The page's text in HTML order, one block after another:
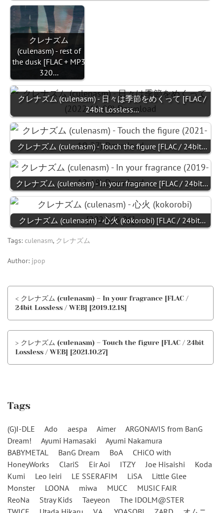
クレナズム
(culenasm) - rest of
the dusk [FLAC + MP3
320…
クレナズム (culenasm) - 日々は季節をめくって [FLAC /
24bit Lossless…
クレナズム (culenasm) - Touch the figure [FLAC / 24bit…
クレナズム (culenasm) - In your fragrance [FLAC / 24bit…
クレナズム (culenasm) - 心火 (kokorobi) [FLAC / 24bit…
Tags: culenasm, クレナズム
Author: jpop
< クレナズム (culenasm) – In your fragrance [FLAC /
24bit Lossless / WEB] [2019.12.18]
> クレナズム (culenasm) – Touch the figure [FLAC / 24bit
Lossless / WEB] [2021.10.27]
Tags
(G)I-DLE Ado aespa Aimer
ARGONAVIS from BanG
Dream!
Ayumi Hamasaki
Ayumi Nakamura
BABYMETAL
BanG Dream BoA
CHiCO with
HoneyWorks
ClariS Eir Aoi ITZY Joe Hisaishi
Koda
Kumi
Leo Ieiri LE SSERAFIM LiSA
Little Glee
Monster
LOONA miwa MUCC
MUSIC FAIR
ReoNa
Stray Kids Taeyeon
The IDOLM@STER